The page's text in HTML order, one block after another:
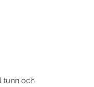
tunn och